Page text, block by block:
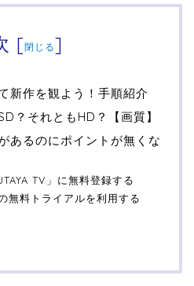
[閉じる]
新作を観よう！手順紹介
？それともHD？【画質】
あるのにポイントが無くな
TV」に無料登録する
無料トライアルを利用する